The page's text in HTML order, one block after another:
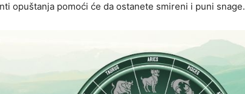
opuštanja pomoći će da ostanete smireni i puni snage.